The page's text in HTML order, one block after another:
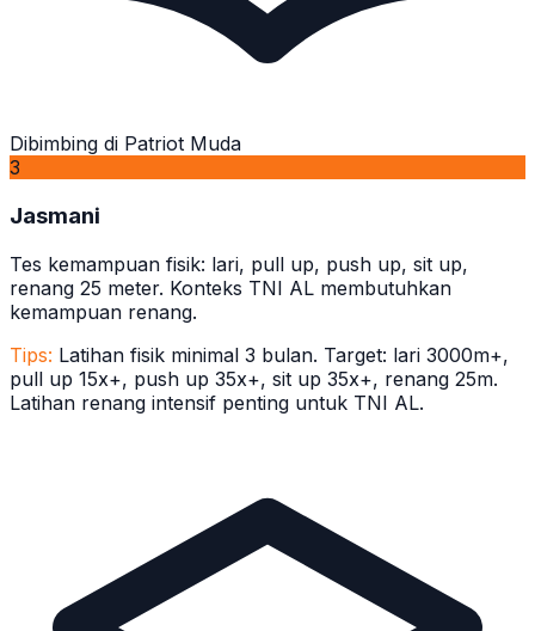
Dibimbing di Patriot Muda
3
Jasmani
Tes kemampuan fisik: lari, pull up, push up, sit up,
renang 25 meter. Konteks TNI AL membutuhkan
kemampuan renang.
Tips: Latihan fisik minimal 3 bulan. Target: lari 3000m+,
pull up 15x+, push up 35x+, sit up 35x+, renang 25m.
Latihan renang intensif penting untuk TNI AL.